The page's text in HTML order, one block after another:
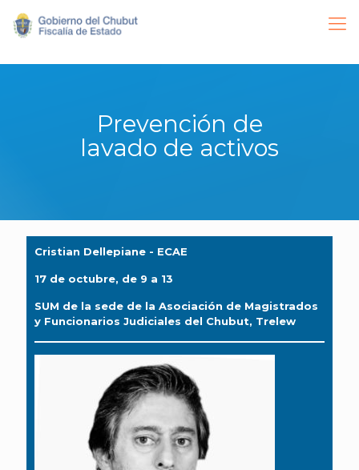
Prevención de
lavado de activos
Cristian Dellepiane - ECAE
17 de octubre, de 9 a 13
SUM de la sede de la Asociación de Magistrados
y Funcionarios Judiciales del Chubut, Trelew